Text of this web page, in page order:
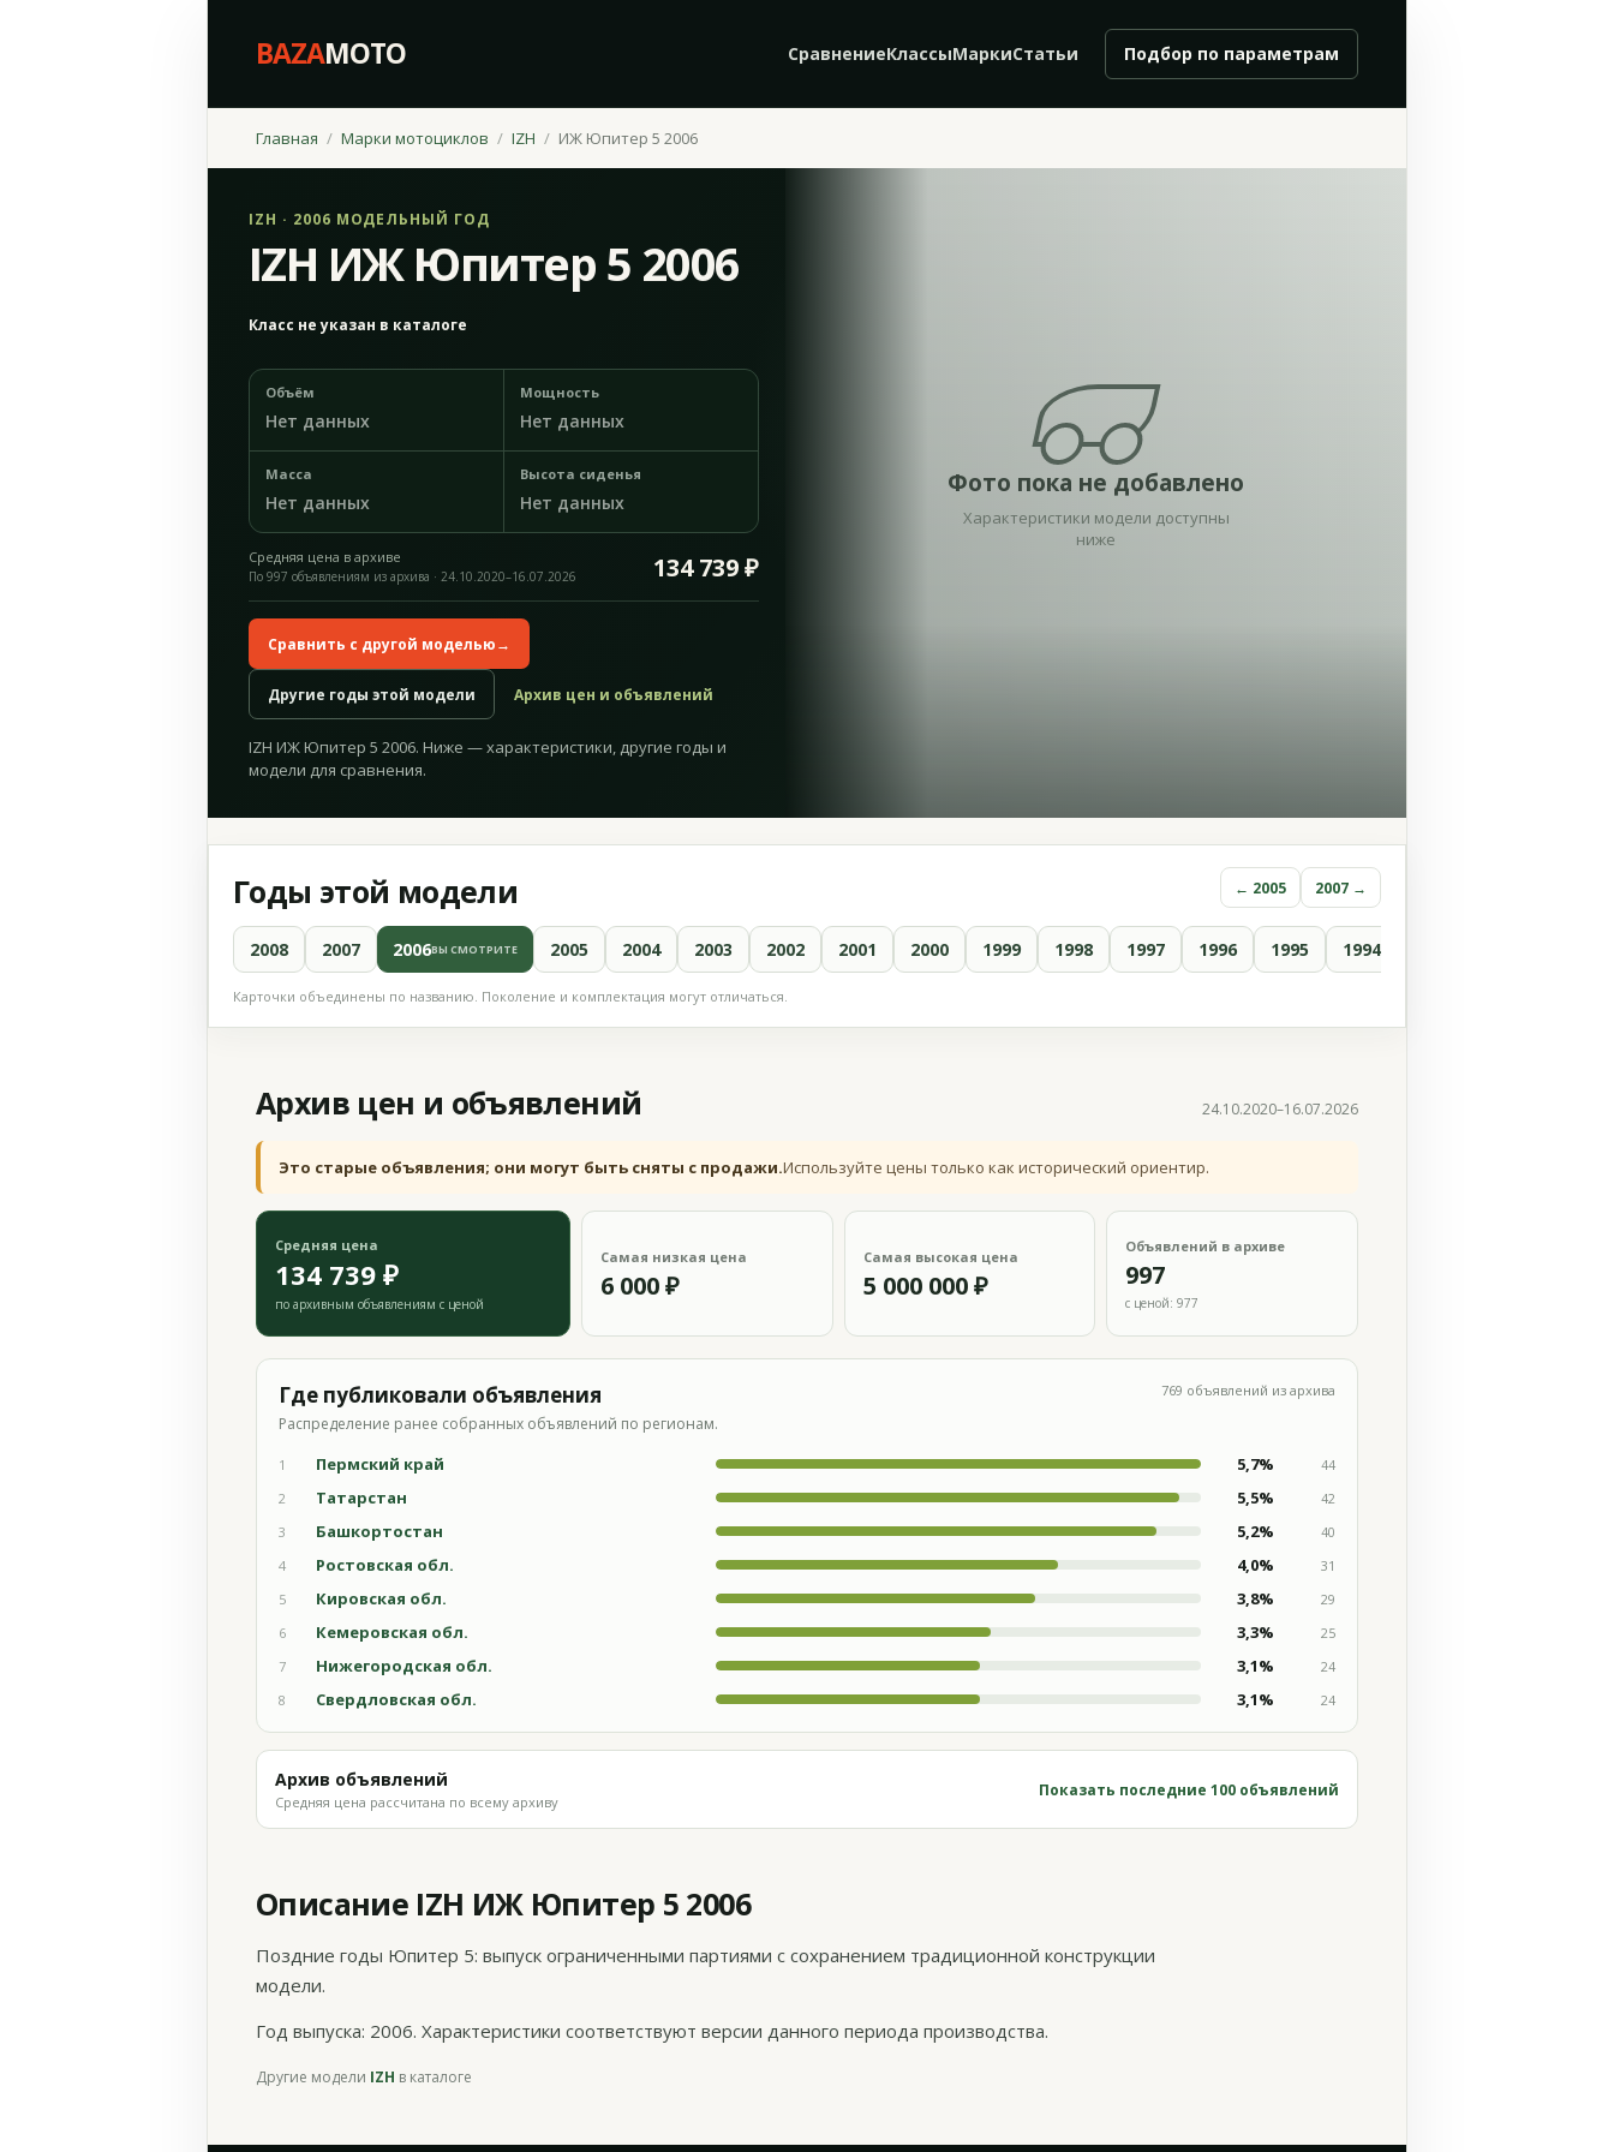
BAZAMOTO СравнениеКлассыМаркиСтатьи Подбор по параметрам
Главная Марки мотоциклов IZH ИЖ Юпитер 5 2006
IZH · 2006 МОДЕЛЬНЫЙ ГОД
IZH ИЖ Юпитер 5 2006
Класс не указан в каталоге
Фото пока не добавлено
Характеристики модели доступны
ниже
Объём
Нет данных
Мощность
Нет данных
Масса
Нет данных
Высота сиденья
Нет данных
Средняя цена в архиве 134 739 ₽
По 997 объявлениям из архива · 24.10.2020–16.07.2026
Сравнить с другой моделью→
Другие годы этой модели Архив цен и объявлений
IZH ИЖ Юпитер 5 2006. Ниже — характеристики, другие годы и
модели для сравнения.
Годы этой модели ← 2005 2007 →
2008 2007 2006ВЫ СМОТРИТЕ 2005 2004 2003 2002 2001 2000 1999 1998 1997 1996 1995 1994
Карточки объединены по названию. Поколение и комплектация могут отличаться.
Архив цен и объявлений 24.10.2020–16.07.2026
Это старые объявления; они могут быть сняты с продажи.Используйте цены только как исторический ориентир.
Средняя цена
134 739 ₽
по архивным объявлениям с ценой
Самая низкая цена
6 000 ₽
Самая высокая цена
5 000 000 ₽
Объявлений в архиве
997
с ценой: 977
Где публиковали объявления
Распределение ранее собранных объявлений по регионам.
769 объявлений из архива
1 Пермский край 5,7%
44
2
Татарстан 5,5%
42
3
Башкортостан 5,2%
40
4
Ростовская обл. 4,0%
31
5
Кировская обл. 3,8%
29
6
Кемеровская обл. 3,3%
25
7
Нижегородская обл. 3,1%
24
8
Свердловская обл. 3,1% 24
Архив объявлений
Средняя цена рассчитана по всему архиву
Показать последние 100 объявлений
Описание IZH ИЖ Юпитер 5 2006
Поздние годы Юпитер 5: выпуск ограниченными партиями с сохранением традиционной конструкции
модели.
Год выпуска: 2006. Характеристики соответствуют версии данного периода производства.
Другие модели IZH в каталоге